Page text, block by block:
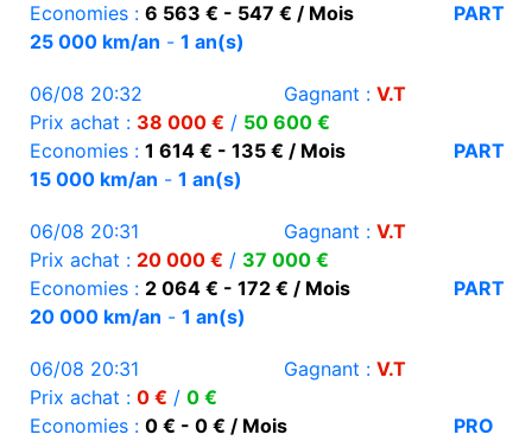
Economies : 6 563 € - 547 € / Mois
PART
25 000 km/an - 1 an(s)
06/08 20:32 Gagnant : V.T
Prix achat : 38 000 € / 50 600 €
Economies : 1 614 € - 135 € / Mois
PART
15 000 km/an - 1 an(s)
06/08 20:31 Gagnant : V.T
Prix achat : 20 000 € / 37 000 €
Economies : 2 064 € - 172 € / Mois
PART
20 000 km/an - 1 an(s)
06/08 20:31 Gagnant : V.T
Prix achat : 0 € / 0 €
Economies : 0 € - 0 € / Mois
PRO